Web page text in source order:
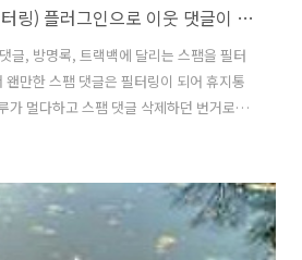
akismet(댓글 스팸 필터링) 플러그인으로 이웃 댓글이 차단되는 문제
글, 방명록, 트랙백에 달리는 스팸을 필터
만한 스팸 댓글은 필터링이 되어 휴지통
가 멀다하고 스팸 댓글 삭제하던 번거로움
[관련글] Akismet (댓글 스팸 필터링) 플
이웃님들이 계셔 고마운 마음을 가지고 있
댓글이 달리지 않는다고 하시더군요. " 댓
다 " 라는 이야기를 다른 이웃님에게 듣고